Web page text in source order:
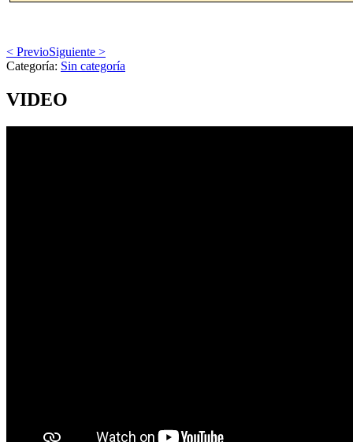
< PrevioSiguiente >
Categoría: Sin categoría
VIDEO